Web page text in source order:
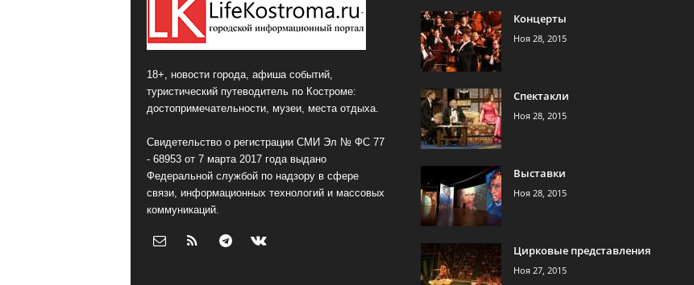
18+, новости города, афиша событий,
туристический путеводитель по Костроме:
достопримечательности, музеи, места отдыха.
Свидетельство о регистрации СМИ Эл № ФС 77
- 68953 от 7 марта 2017 года выдано
Федеральной службой по надзору в сфере
связи, информационных технологий и массовых
коммуникаций.
Концерты
Ноя 28, 2015
Спектакли
Ноя 28, 2015
Выставки
Ноя 28, 2015
Цирковые представления
Ноя 27, 2015